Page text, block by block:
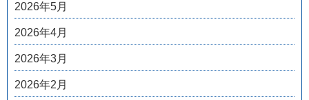
2026年5月
2026年4月
2026年3月
2026年2月